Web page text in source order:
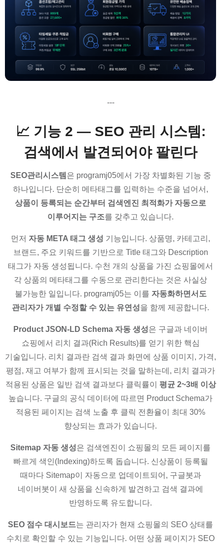
---
📈 기능 2 — SEO 관리 시스템:
검색에서 발견되어야 팔린다
SEO관리시스템 은 programj05에서 가장 차별화된 기능 중
하나입니다. 단순히 메타태그를 입력하는 수준을 넘어서,
상품이 등록되는 순간부터 검색엔진 최적화가 자동으로
이루어지는 구조를 갖추고 있습니다.
먼저 자동 META 태그 생성 기능입니다. 상품명, 카테고리,
브랜드, 주요 키워드를 기반으로 Title 태그와 Description
태그가 자동 생성됩니다. 수천 개의 상품을 가진 쇼핑몰에서
각 상품의 메타태그를 수동으로 관리한다는 것은 사실상
불가능한 일입니다. programj05는 이를 자동화하면서도
관리자가 개별 수정할 수 있는 유연성을 함께 제공합니다.
Product JSON-LD Schema 자동 생성은 구글과 네이버
쇼핑에서 리치 결과(Rich Results)를 얻기 위한 핵심
기술입니다. 리치 결과란 검색 결과 화면에 상품 이미지, 가격,
평점, 재고 여부가 함께 표시되는 것을 말하는데, 리치 결과가
적용된 상품은 일반 검색 결과보다 클릭률이 평균 2~3배 이상
높습니다. 구글의 공식 데이터에 따르면 Product Schema가
적용된 페이지는 검색 노출 후 클릭 전환율이 최대 30%
향상되는 효과가 있습니다.
Sitemap 자동 생성은 검색엔진이 쇼핑몰의 모든 페이지를
빠르게 색인(Indexing)하도록 돕습니다. 신상품이 등록될
때마다 Sitemap이 자동으로 업데이트되어, 구글봇과
네이버봇이 새 상품을 신속하게 발견하고 검색 결과에
반영하도록 유도합니다.
SEO 점수 대시보드는 관리자가 현재 쇼핑몰의 SEO 상태를
수치로 확인할 수 있는 기능입니다. 어떤 상품 페이지가 SEO